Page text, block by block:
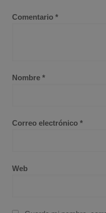
Comentario *
Nombre *
Correo electrónico *
Web